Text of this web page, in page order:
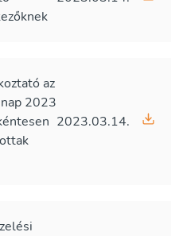
az
2023
2023.03.14.